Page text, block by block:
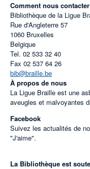
Comment nous
Bibliothèque de la Ligue
Rue d'Angleterre 57
1060 Bruxelles
Belgique
Tel. 02 533 32 40
Fax 02 537 64 26
bib@braille.be
À propos de nous
La Ligue Braille est une
aveugles et malvoyantes
Facebook
Suivez les actualités de
"J'aime".
La Bibliothèque est